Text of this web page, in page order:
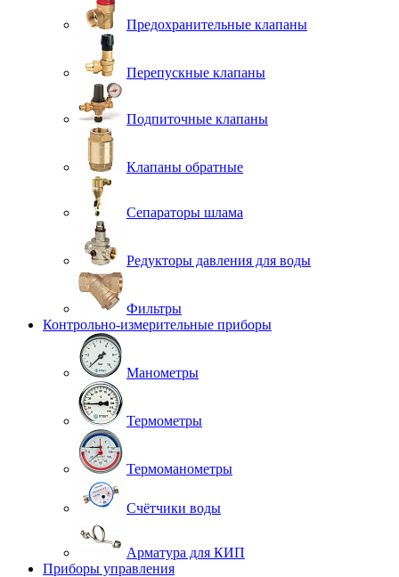
Предохранительные клапаны
Перепускные клапаны
Подпиточные клапаны
Клапаны обратные
Сепараторы шлама
Редукторы давления для воды
Фильтры
Контрольно-измерительные приборы
Манометры
Термометры
Термоманометры
Счётчики воды
Арматура для КИП
Приборы управления